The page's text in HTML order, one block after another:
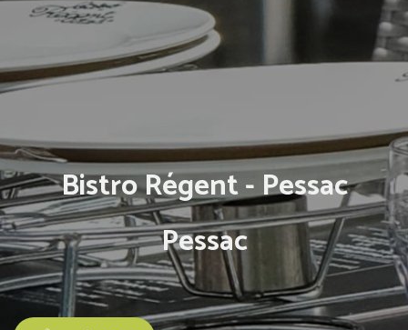
Bistro Régent - Pessac
Pessac